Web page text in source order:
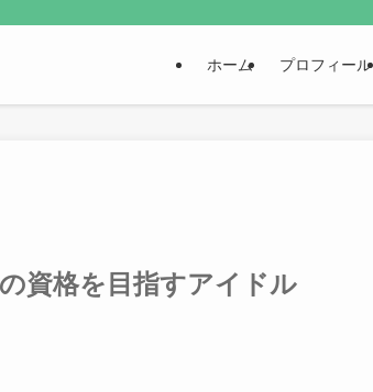
ホーム プロフィール
資格を目指すアイドル